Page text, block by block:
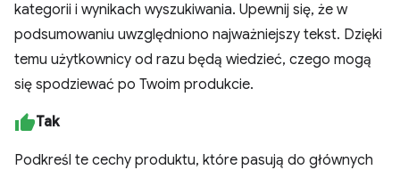
kategorii i wynikach wyszukiwania. Upewnij się, że w
podsumowaniu uwzględniono najważniejszy tekst. Dzięki
temu użytkownicy od razu będą wiedzieć, czego mogą
się spodziewać po Twoim produkcie.
Tak
Podkreśl te cechy produktu, które pasują do głównych